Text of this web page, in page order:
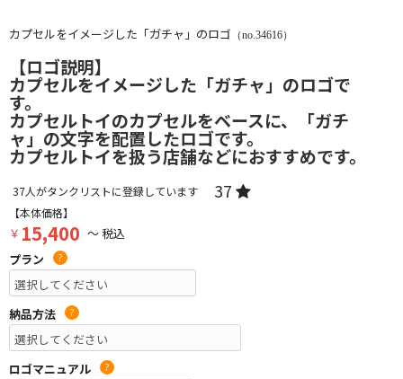
カプセルをイメージした「ガチャ」のロゴ （no.34616）
【ロゴ説明】
カプセルをイメージした「ガチャ」のロゴで
す。
カプセルトイのカプセルをベースに、「ガチ
ャ」の文字を配置したロゴです。
カプセルトイを扱う店舗などにおすすめです。
37人がタンクリストに登録しています 37
【本体価格】
￥ 15,400 ～ 税込
プラン
?
納品方法 ?
ロゴマニュアル ?